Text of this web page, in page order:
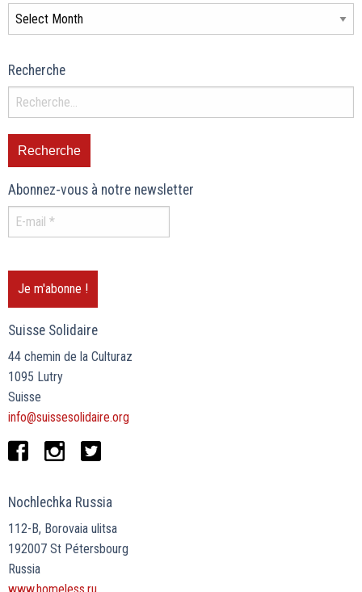
Recherche
Abonnez-vous à notre newsletter
Suisse Solidaire
44 chemin de la Culturaz
1095 Lutry
Suisse
info@suissesolidaire.org
Nochlechka Russia
112-B, Borovaia ulitsa
192007 St Pétersbourg
Russia